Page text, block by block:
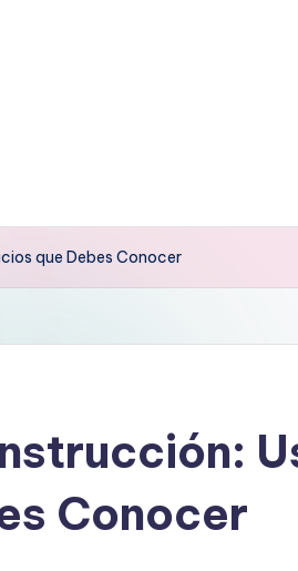
que Debes Conocer
Conocer